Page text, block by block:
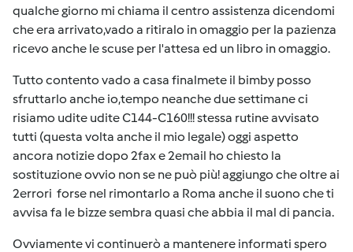
qualche giorno mi chiama il centro assistenza dicendomi
che era arrivato,vado a ritiralo in omaggio per la pazienza
ricevo anche le scuse per l'attesa ed un libro in omaggio.
Tutto contento vado a casa finalmete il bimby posso
sfruttarlo anche io,tempo neanche due settimane ci
risiamo udite udite C144-C160!!! stessa rutine avvisato
tutti (questa volta anche il mio legale) oggi aspetto
ancora notizie dopo 2fax e 2email ho chiesto la
sostituzione ovvio non se ne può più! aggiungo che oltre ai
2errori forse nel rimontarlo a Roma anche il suono che ti
avvisa fa le bizze sembra quasi che abbia il mal di pancia.
Ovviamente vi continuerò a mantenere informati spero